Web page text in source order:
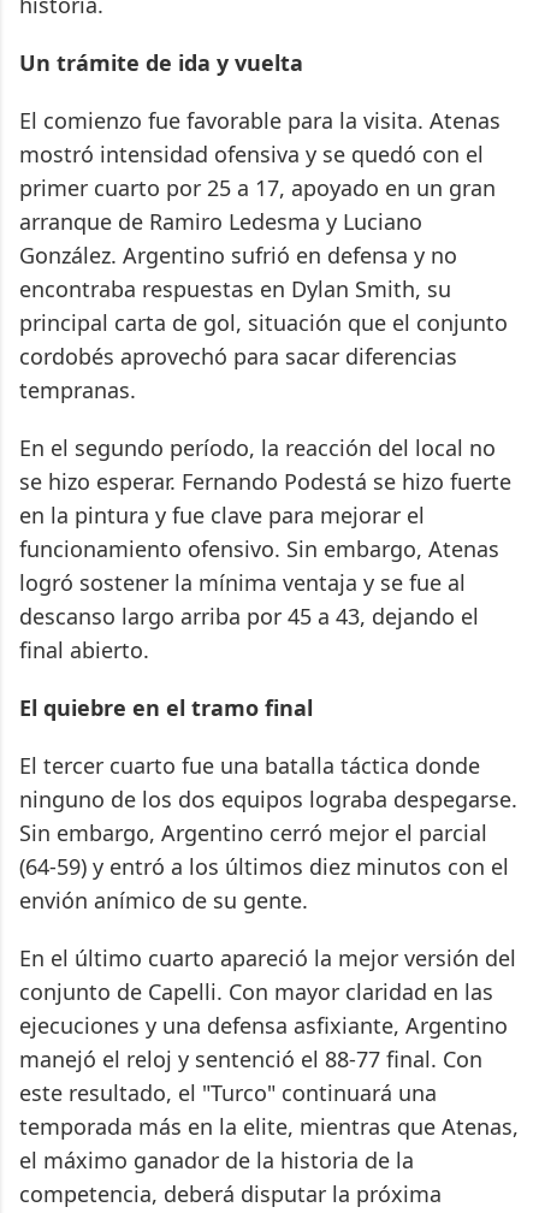
Un trámite de ida y vuelta
El comienzo fue favorable para la visita. Atenas
mostró intensidad ofensiva y se quedó con el
primer cuarto por 25 a 17, apoyado en un gran
arranque de Ramiro Ledesma y Luciano
González. Argentino sufrió en defensa y no
encontraba respuestas en Dylan Smith, su
principal carta de gol, situación que el conjunto
cordobés aprovechó para sacar diferencias
tempranas.
En el segundo período, la reacción del local no
se hizo esperar. Fernando Podestá se hizo fuerte
en la pintura y fue clave para mejorar el
funcionamiento ofensivo. Sin embargo, Atenas
logró sostener la mínima ventaja y se fue al
descanso largo arriba por 45 a 43, dejando el
final abierto.
El quiebre en el tramo final
El tercer cuarto fue una batalla táctica donde
ninguno de los dos equipos lograba despegarse.
Sin embargo, Argentino cerró mejor el parcial
(64-59) y entró a los últimos diez minutos con el
envión anímico de su gente.
En el último cuarto apareció la mejor versión del
conjunto de Capelli. Con mayor claridad en las
ejecuciones y una defensa asfixiante, Argentino
manejó el reloj y sentenció el 88-77 final. Con
este resultado, el "Turco" continuará una
temporada más en la elite, mientras que Atenas,
el máximo ganador de la historia de la
competencia, deberá disputar la próxima